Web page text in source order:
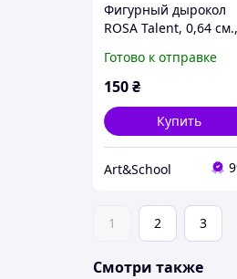
Фигурный дырокол
ROSA Talent, 0,64 см.,
Готово к отправке
150₴
Купить
Art&School
1 2 3
Смотри также